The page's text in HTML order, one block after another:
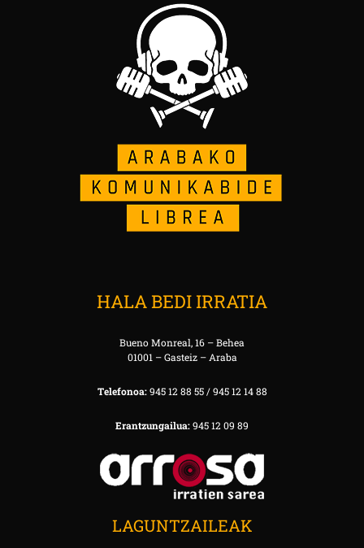
HALA BEDI IRRATIA
Bueno Monreal, 16 – Behea
01001 – Gasteiz – Araba
Telefonoa:945 12 88 55 / 945 12 14 88
Erantzungailua:945 12 09 89
LAGUNTZAILEAK